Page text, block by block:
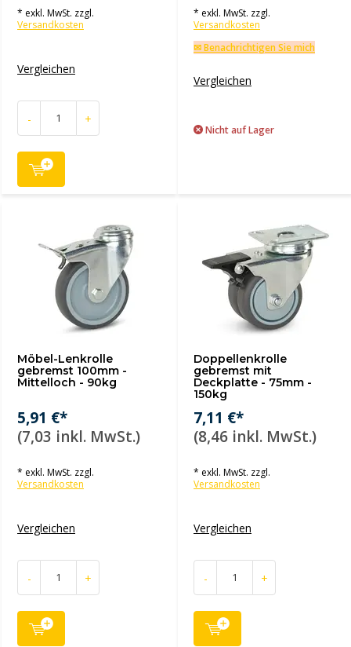
* exkl. MwSt. zzgl.
Versandkosten
Vergleichen
- +
* exkl. MwSt. zzgl.
Versandkosten
✉ Benachrichtigen Sie mich
Vergleichen
Nicht auf Lager
Möbel-Lenkrolle
gebremst 100mm -
Mittelloch - 90kg
5,91 €*
(7,03 inkl. MwSt.)
* exkl. MwSt. zzgl.
Versandkosten
Vergleichen
- +
Doppellenkrolle
gebremst mit
Deckplatte - 75mm -
150kg
7,11 €*
(8,46 inkl. MwSt.)
* exkl. MwSt. zzgl.
Versandkosten
Vergleichen
- +